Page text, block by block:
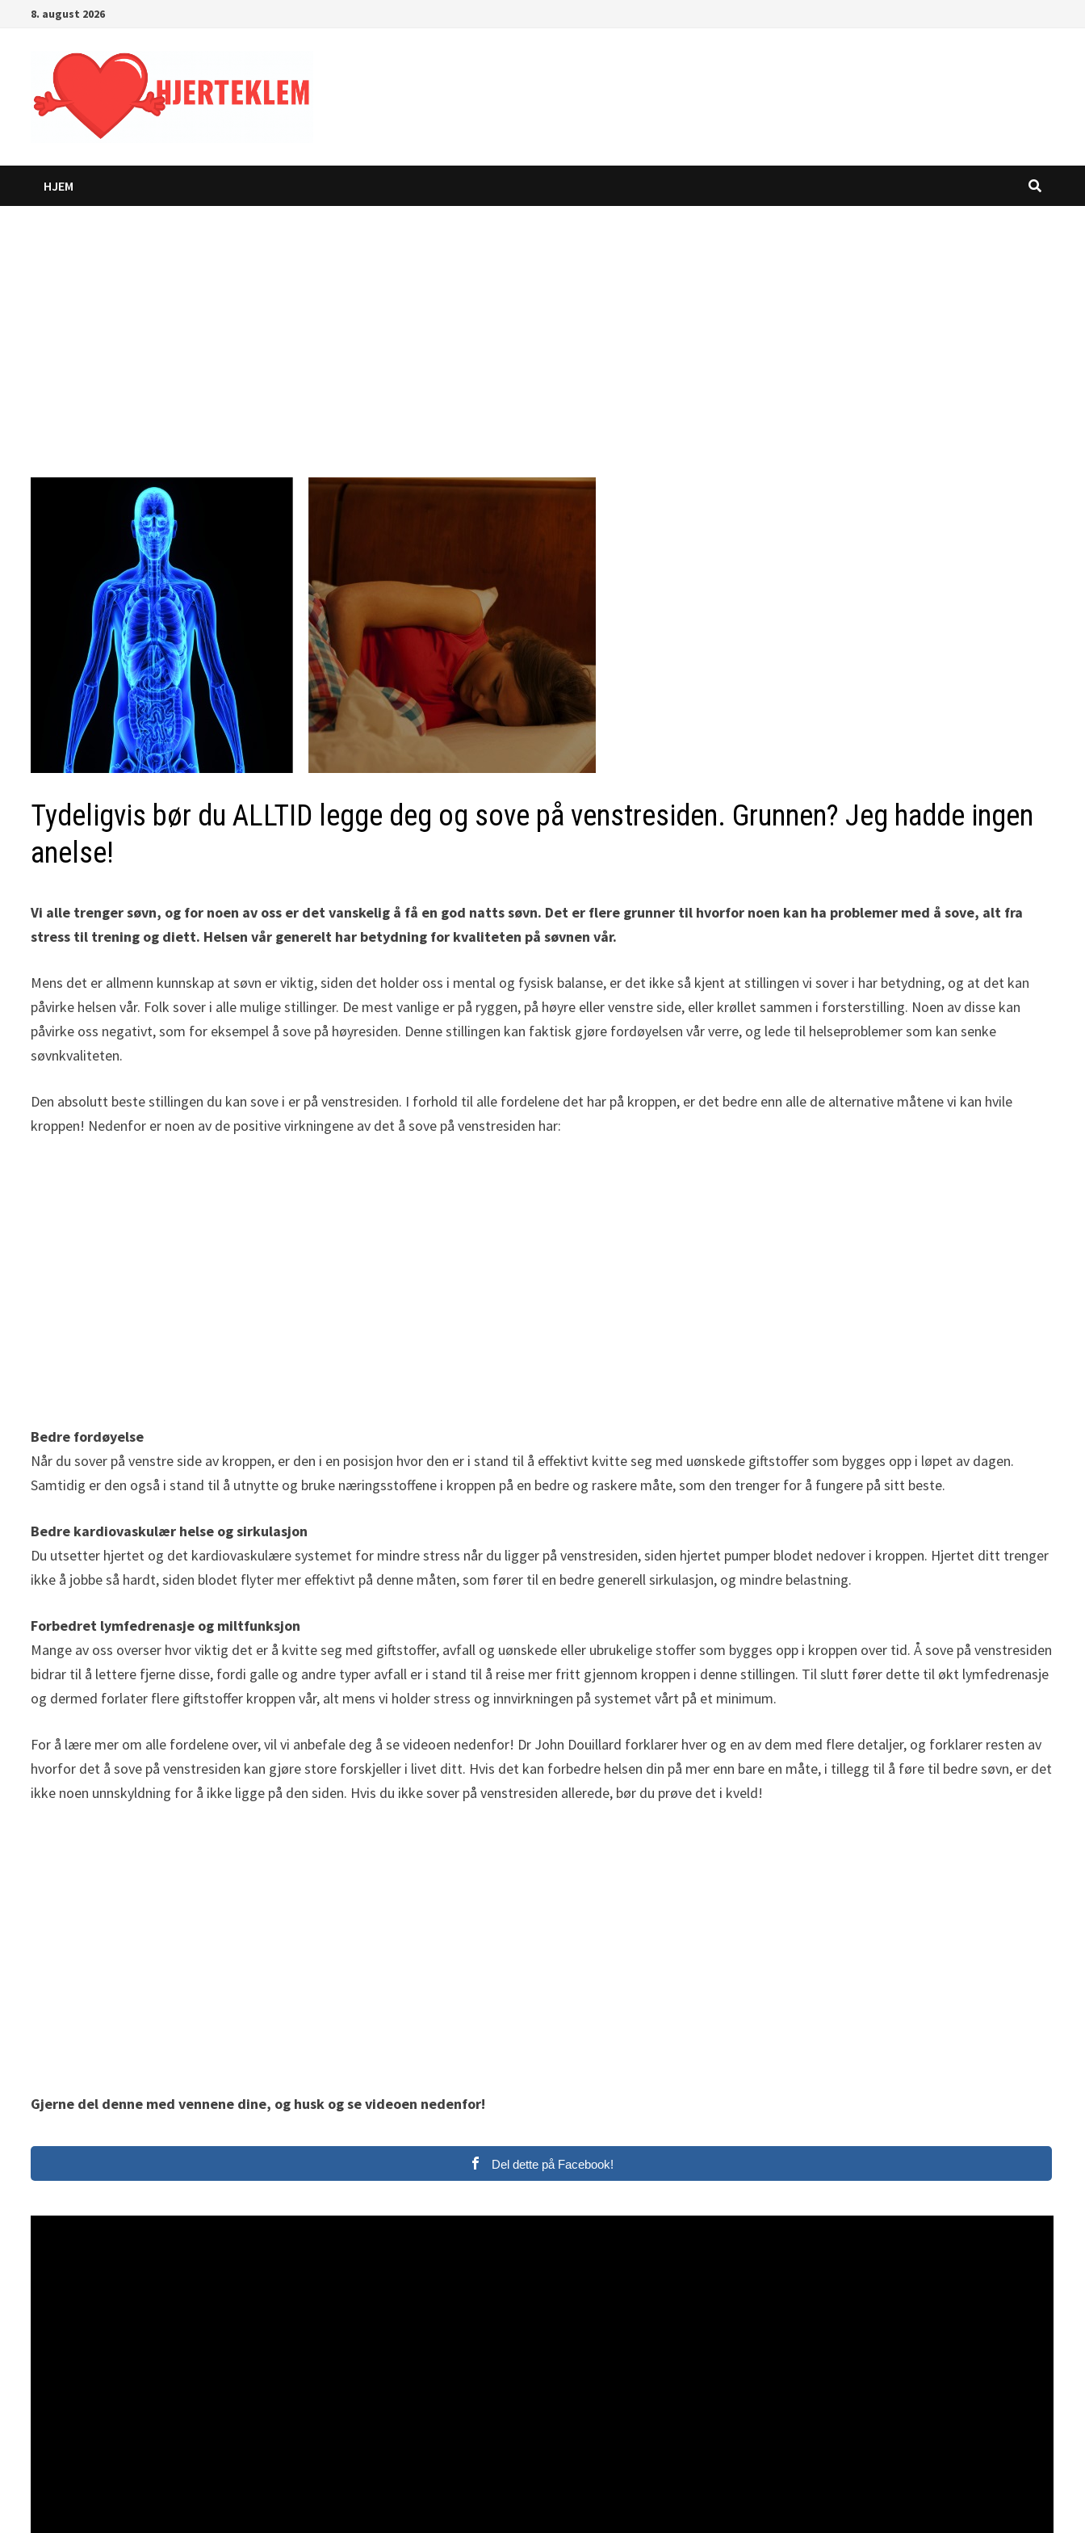
8. august 2026
HJEM
Tydeligvis bør du ALLTID legge deg og sove på venstresiden. Grunnen? Jeg hadde ingen
anelse!
Vi alle trenger søvn, og for noen av oss er det vanskelig å få en god natts søvn. Det er flere grunner til hvorfor noen kan ha problemer med å sove, alt fra
stress til trening og diett. Helsen vår generelt har betydning for kvaliteten på søvnen vår.
Mens det er allmenn kunnskap at søvn er viktig, siden det holder oss i mental og fysisk balanse, er det ikke så kjent at stillingen vi sover i har betydning, og at det kan
påvirke helsen vår. Folk sover i alle mulige stillinger. De mest vanlige er på ryggen, på høyre eller venstre side, eller krøllet sammen i forsterstilling. Noen av disse kan
påvirke oss negativt, som for eksempel å sove på høyresiden. Denne stillingen kan faktisk gjøre fordøyelsen vår verre, og lede til helseproblemer som kan senke
søvnkvaliteten.
Den absolutt beste stillingen du kan sove i er på venstresiden. I forhold til alle fordelene det har på kroppen, er det bedre enn alle de alternative måtene vi kan hvile
kroppen! Nedenfor er noen av de positive virkningene av det å sove på venstresiden har:
Bedre fordøyelse
Når du sover på venstre side av kroppen, er den i en posisjon hvor den er i stand til å effektivt kvitte seg med uønskede giftstoffer som bygges opp i løpet av dagen.
Samtidig er den også i stand til å utnytte og bruke næringsstoffene i kroppen på en bedre og raskere måte, som den trenger for å fungere på sitt beste.
Bedre kardiovaskulær helse og sirkulasjon
Du utsetter hjertet og det kardiovaskulære systemet for mindre stress når du ligger på venstresiden, siden hjertet pumper blodet nedover i kroppen. Hjertet ditt trenger
ikke å jobbe så hardt, siden blodet flyter mer effektivt på denne måten, som fører til en bedre generell sirkulasjon, og mindre belastning.
Forbedret lymfedrenasje og miltfunksjon
Mange av oss overser hvor viktig det er å kvitte seg med giftstoffer, avfall og uønskede eller ubrukelige stoffer som bygges opp i kroppen over tid. Å sove på venstresiden
bidrar til å lettere fjerne disse, fordi galle og andre typer avfall er i stand til å reise mer fritt gjennom kroppen i denne stillingen. Til slutt fører dette til økt lymfedrenasje
og dermed forlater flere giftstoffer kroppen vår, alt mens vi holder stress og innvirkningen på systemet vårt på et minimum.
For å lære mer om alle fordelene over, vil vi anbefale deg å se videoen nedenfor! Dr John Douillard forklarer hver og en av dem med flere detaljer, og forklarer resten av
hvorfor det å sove på venstresiden kan gjøre store forskjeller i livet ditt. Hvis det kan forbedre helsen din på mer enn bare en måte, i tillegg til å føre til bedre søvn, er det
ikke noen unnskyldning for å ikke ligge på den siden. Hvis du ikke sover på venstresiden allerede, bør du prøve det i kveld!
Gjerne del denne med vennene dine, og husk og se videoen nedenfor!
Del dette på Facebook!